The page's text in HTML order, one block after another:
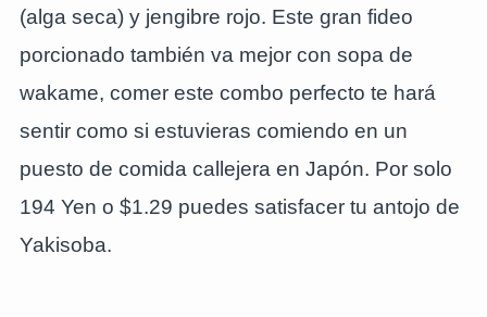
(alga seca) y jengibre rojo. Este gran fideo
porcionado también va mejor con sopa de
wakame, comer este combo perfecto te hará
sentir como si estuvieras comiendo en un
puesto de comida callejera en Japón. Por solo
194 Yen o $1.29 puedes satisfacer tu antojo de
Yakisoba.